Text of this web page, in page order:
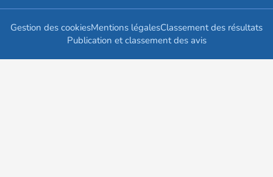
Gestion des cookiesMentions légalesClassement des résultats
Publication et classement des avis